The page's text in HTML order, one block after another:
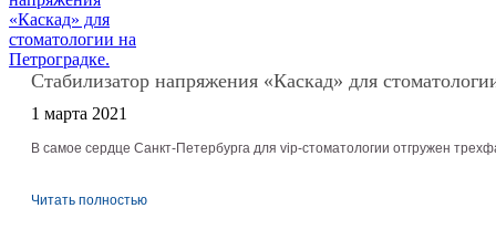
Стабилизатор напряжения «Каскад» для
1 марта 2021
В самое сердце Санкт-Петербурга для vip-стоматологии отгружен
Читать полностью